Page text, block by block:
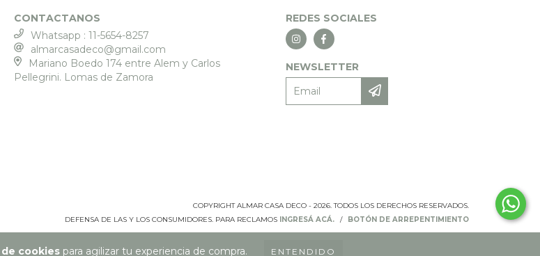
cookies para agilizar tu experiencia de compra. ENTENDIDO
CONTACTANOS
Whatsapp : 11-5654-8257
almarcasadeco@gmail.com
Mariano Boedo 174 entre Alem y Carlos
Pellegrini. Lomas de Zamora
REDES SOCIALES
NEWSLETTER
COPYRIGHT ALMAR CASA DECO - 2026. TODOS LOS DERECHOS RESERVADOS.
DEFENSA DE LAS Y LOS CONSUMIDORES. PARA RECLAMOS INGRESÁ ACÁ. / BOTÓN DE ARREPENTIMIENTO